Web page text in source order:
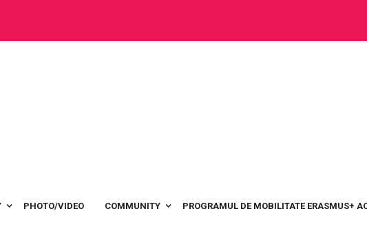
PHOTO/VIDEO COMMUNITY PROGRAMUL DE MOBILITATE ERASMUS+